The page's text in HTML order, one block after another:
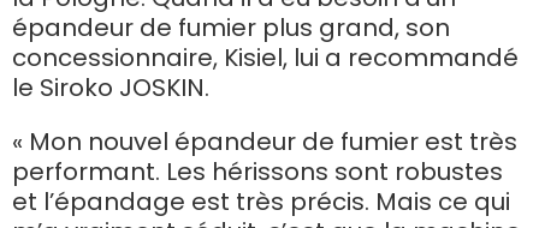
Български
Eesti keel
Slovenija
épandeur de fumier plus grand, son
concessionnaire, Kisiel, lui a recommandé
le Siroko JOSKIN.
« Mon nouvel épandeur de fumier est très
performant. Les hérissons sont robustes
et l’épandage est très précis. Mais ce qui